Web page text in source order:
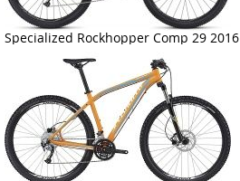
Specialized Rockhopper Comp 29 2016